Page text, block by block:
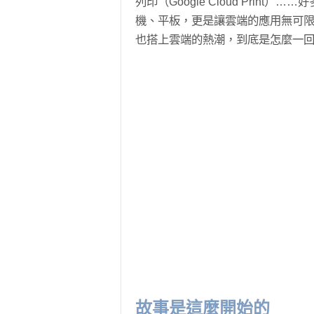
機、平板，更是讓雲端的應用無可
也搭上雲端的熱潮，到底是怎麼一
故事是這麼開始的